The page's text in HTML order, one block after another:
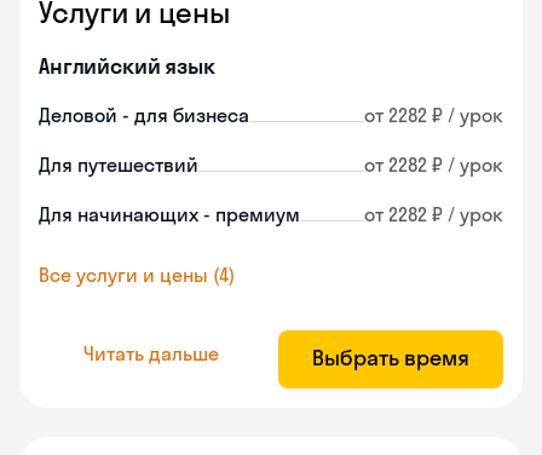
Услуги и цены
Английский язык
Деловой - для бизнеса от 2282 ₽ / урок
Для путешествий от 2282 ₽ / урок
Для начинающих - премиум от 2282 ₽ / урок
Все услуги и цены (4)
Читать дальше Выбрать время